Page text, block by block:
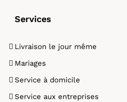
Services
Livraison le jour même
Mariages
Service à domicile
Service aux entreprises